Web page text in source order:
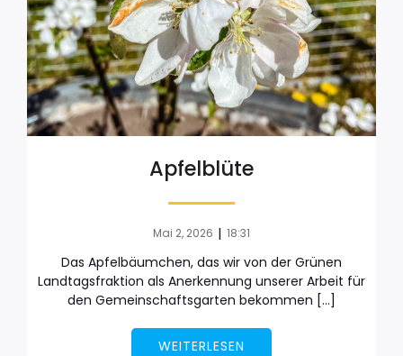
Apfelblüte
Mai 2, 2026 | 18:31
Das Apfelbäumchen, das wir von der Grünen
Landtagsfraktion als Anerkennung unserer Arbeit für
den Gemeinschaftsgarten bekommen […]
WEITERLESEN